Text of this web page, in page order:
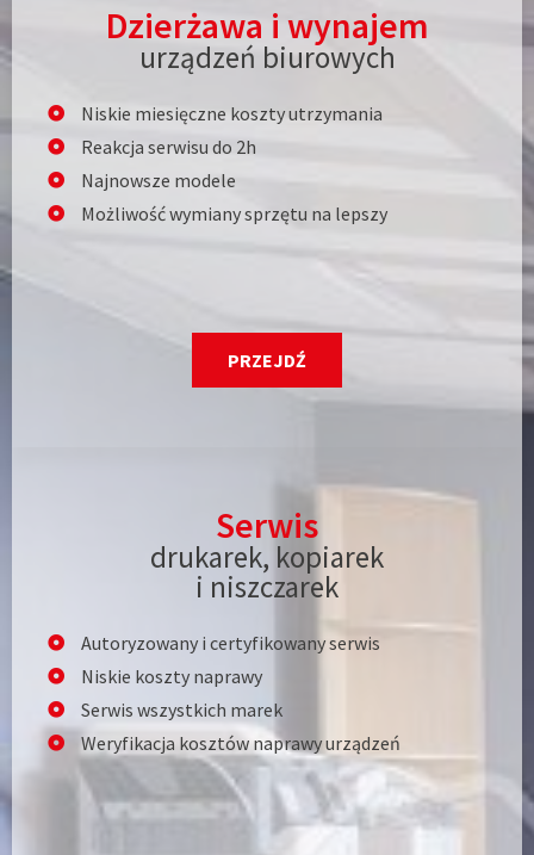
Dzierżawa i wynajem
urządzeń biurowych
Niskie miesięczne koszty utrzymania
Reakcja serwisu do 2h
Najnowsze modele
Możliwość wymiany sprzętu na lepszy
PRZEJDŹ
Serwis
drukarek, kopiarek
i niszczarek
Autoryzowany i certyfikowany serwis
Niskie koszty naprawy
Serwis wszystkich marek
Weryfikacja kosztów naprawy urządzeń